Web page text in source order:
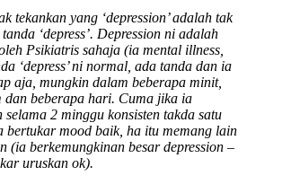
tekankan yang ‘depression’ adalah tak
‘depress’. Depression ni adalah
Psikiatris sahaja (ia mental illness,
‘depress’ ni normal, ada tanda dan ia
aja, mungkin dalam beberapa minit,
dan beberapa hari. Cuma jika ia
selama 2 minggu konsisten takda satu
bertukar mood baik, ha itu memang lain
(ia berkemungkinan besar depression –
uruskan ok).